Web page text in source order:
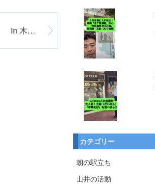
恭仁京跡で「かもまつり」 in 木津川市
カテゴリー
朝の駅立ち
山井の活動